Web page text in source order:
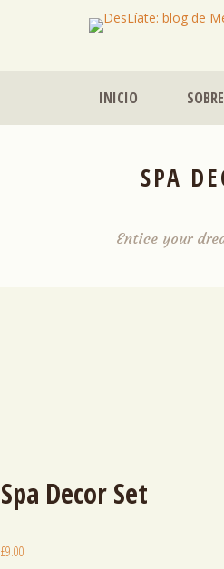
INICIO
SPA
Entice your
Spa Decor Set
£9.00